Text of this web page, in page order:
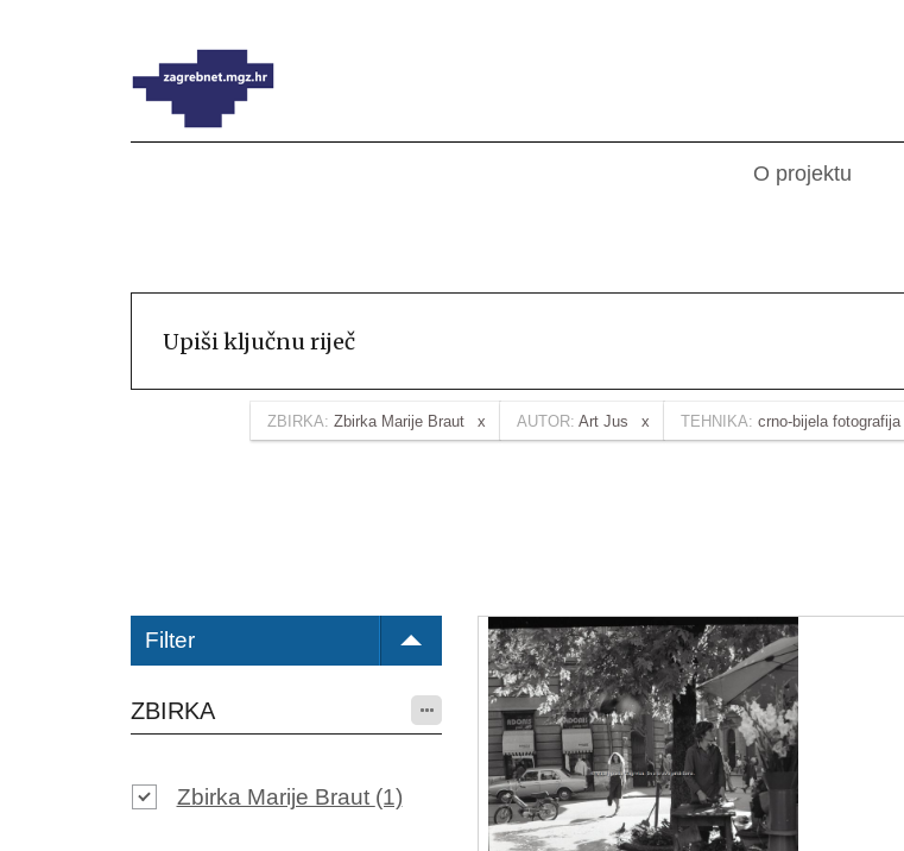
O projektu
ZBIRKA: Zbirka Marije Braut AUTOR: Art Jus TEHNIKA: crno-bijela fotografija
Filter
ZBIRKA
Zbirka Marije Braut (1)